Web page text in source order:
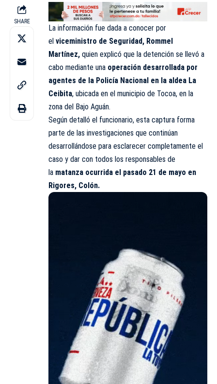
SHARE
La información fue dada a conocer por
el viceministro de Seguridad, Rommel
Martínez, quien explicó que la detención se llevó a
cabo mediante una operación desarrollada por
agentes de la Policía Nacional en la aldea La
Ceibita, ubicada en el municipio de Tocoa, en la
zona del Bajo Aguán.
Según detalló el funcionario, esta captura forma
parte de las investigaciones que continúan
desarrollándose para esclarecer completamente el
caso y dar con todos los responsables de
la matanza ocurrida el pasado 21 de mayo en
Rigores, Colón.